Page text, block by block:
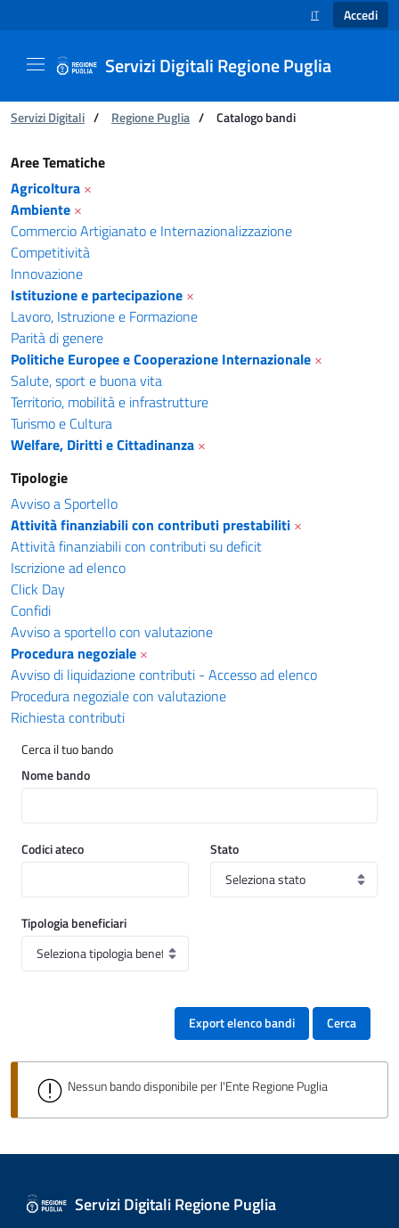
SELEZIONE
IT Accedi
Servizi Digitali Regione Puglia
Ti trovi in:
Servizi Digitali / Regione Puglia / Catalogo bandi
Catalogo bandi - Servizi Digitali Regione
Aree Tematiche
Agricoltura ×
Ambiente ×
Commercio Artigianato e Internazionalizzazione
Competitività
Innovazione
Istituzione e partecipazione ×
Lavoro, Istruzione e Formazione
Parità di genere
Politiche Europee e Cooperazione Internazionale ×
Salute, sport e buona vita
Territorio, mobilità e infrastrutture
Turismo e Cultura
Welfare, Diritti e Cittadinanza ×
Tipologie
Avviso a Sportello
Attività finanziabili con contributi prestabiliti ×
Attività finanziabili con contributi su deficit
Iscrizione ad elenco
Click Day
Confidi
Avviso a sportello con valutazione
Procedura negoziale ×
Avviso di liquidazione contributi - Accesso ad elenco
Procedura negoziale con valutazione
Richiesta contributi
Cerca il tuo bando
Nome bando
Codici ateco Stato
Tipologia beneficiari
Export elenco bandi Cerca
Nessun bando disponibile per l'Ente Regione Puglia
Servizi Digitali Regione Puglia